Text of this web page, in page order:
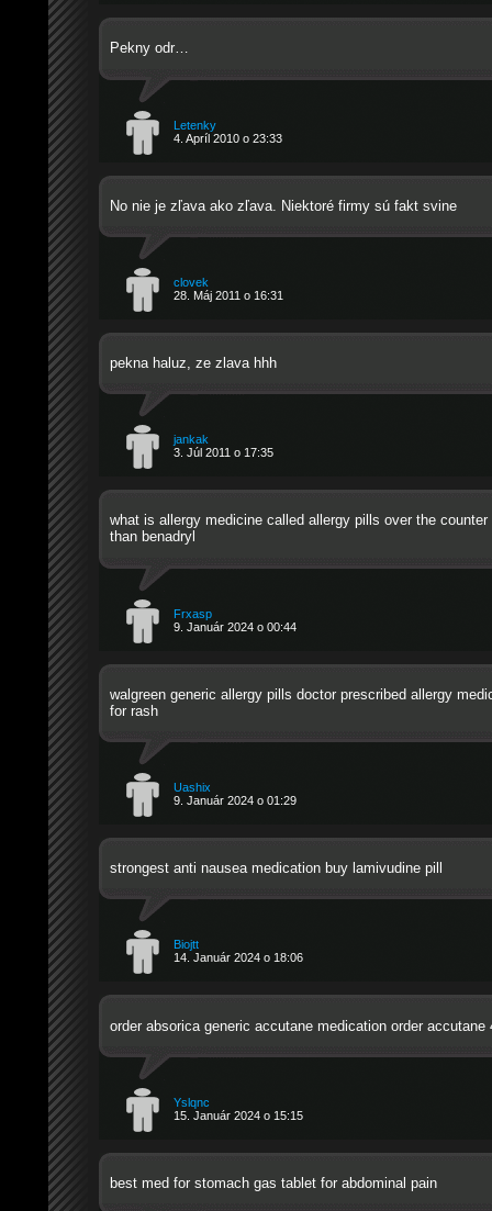
Pekny odr…
Letenky
4. Apríl 2010 o 23:33
No nie je zľava ako zľava. Niektoré firmy sú fakt svine
clovek
28. Máj 2011 o 16:31
pekna haluz, ze zlava hhh
jankak
3. Júl 2011 o 17:35
what is allergy medicine called allergy pills over the counter
than benadryl
Frxasp
9. Január 2024 o 00:44
walgreen generic allergy pills doctor prescribed allergy
for rash
Uashix
9. Január 2024 o 01:29
strongest anti nausea medication buy lamivudine pill
Biojtt
14. Január 2024 o 18:06
order absorica generic accutane medicationorder accutane
Yslqnc
15. Január 2024 o 15:15
best med for stomach gas tablet for abdominal pain